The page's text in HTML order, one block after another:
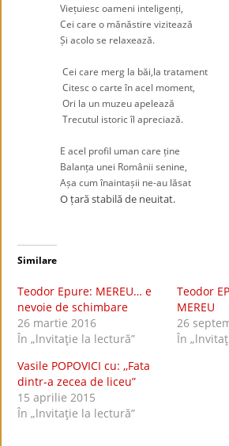
Viețuiesc oameni inteligenți,
Cei care o mănăstire vizitează
Și acolo se relaxează.
Cei care merg la băi,la tratament
Citesc o carte în acel moment,
Ori la un muzeu apelează
Trecutul istoric îl apreciază.
E acel profil uman care ține
Balanța unei Românii senine,
Așa cum înaintașii ne-au lăsat
O țară stabilă de neuitat.
Similare
Teodor Epure: MEREU… e
nevoie de schimbare
26 martie 2016
În „lnvitaţie la lectură”
Teodor
MEREU
26
În
Vasile POPOVICI cu: ,,Fata
dintr-a zecea de liceu”
15 aprilie 2015
În „lnvitaţie la lectură”